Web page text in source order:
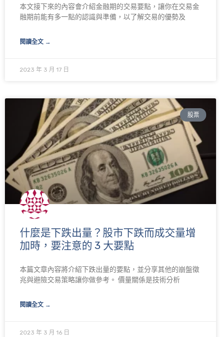
本文接下來的內容會介紹金融期的交易要點，讓你在交易金
融期前能有多一點的認識與準備，以了解交易的優勢及
閱讀全文 →
2023 年 3 月 17 日
股票
什麼是下跌出量？股市下跌而成交量增
加時，要注意的 3 大要點
本篇文章內容將介紹下跌出量的要點，並分享其他的崩盤徵
兆與避險交易策略讓你做參考。 價量關係是技術分析
閱讀全文 →
2023 年 3 月 16 日